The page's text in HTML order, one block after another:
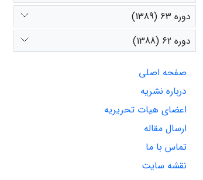
دوره 63 (1389)
دوره 62 (1388)
صفحه اصلی
درباره نشریه
اعضای هیات تحریریه
ارسال مقاله
تماس با ما
نقشه سایت